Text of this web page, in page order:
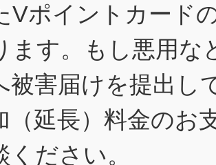
Vポイントカード
ます。もし悪用な
被害届けを提出し
延長）料金のお
ください。